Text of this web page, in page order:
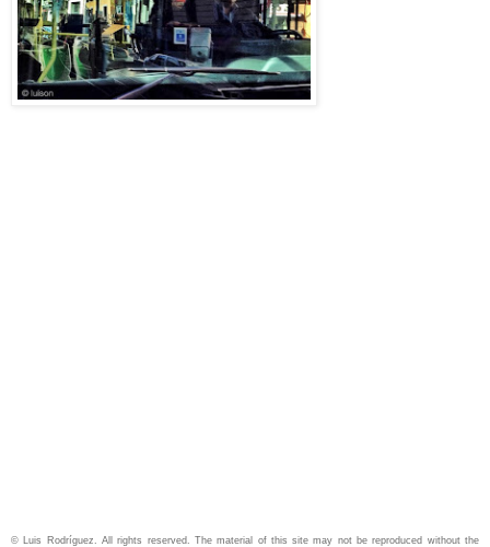
© Luis Rodríguez. All rights reserved. The material of this site may not be reproduced without the